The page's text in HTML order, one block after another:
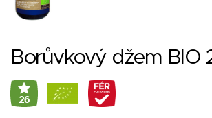
Borůvkový džem BIO
26